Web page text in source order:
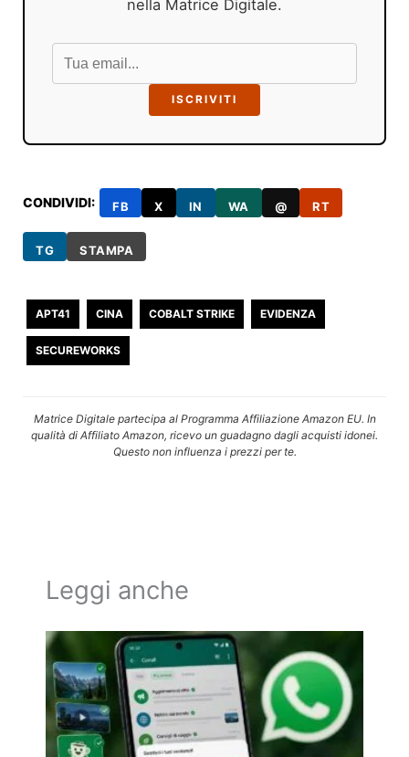
nella Matrice Digitale.
ISCRIVITI
CONDIVIDI: FB X IN WA @ RT
TG STAMPA
APT41 CINA COBALT STRIKE EVIDENZA
SECUREWORKS
Matrice Digitale partecipa al Programma Affiliazione Amazon EU. In
qualità di Affiliato Amazon, ricevo un guadagno dagli acquisti idonei.
Questo non influenza i prezzi per te.
Leggi anche